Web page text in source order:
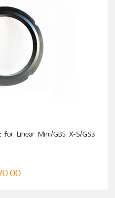
Linear Mini/GB5 X-S/GS3